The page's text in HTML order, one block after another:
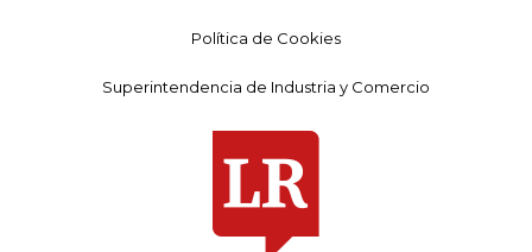
Política de Cookies
Superintendencia de Industria y Comercio